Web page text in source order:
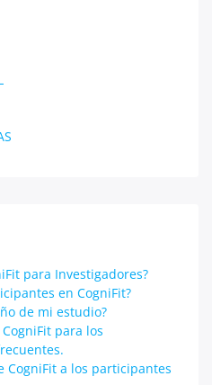
para Investigadores?
en CogniFit?
de mi estudio?
para los
CogniFit a los participantes